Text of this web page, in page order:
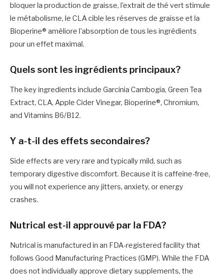
bloquer la production de graisse, l'extrait de thé vert stimule
le métabolisme, le CLA cible les réserves de graisse et la
Bioperine® améliore l'absorption de tous les ingrédients
pour un effet maximal.
Quels sont les ingrédients principaux?
The key ingredients include Garcinia Cambogia, Green Tea
Extract, CLA, Apple Cider Vinegar, Bioperine®, Chromium,
and Vitamins B6/B12.
Y a-t-il des effets secondaires?
Side effects are very rare and typically mild, such as
temporary digestive discomfort. Because it is caffeine-free,
you will not experience any jitters, anxiety, or energy
crashes.
Nutrical est-il approuvé par la FDA?
Nutrical is manufactured in an FDA-registered facility that
follows Good Manufacturing Practices (GMP). While the FDA
does not individually approve dietary supplements, the